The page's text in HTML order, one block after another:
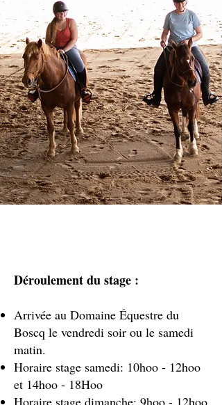
Déroulement du stage :
Arrivée au Domaine Équestre du
Boscq le vendredi soir ou le samedi
matin.
Horaire stage samedi: 10hoo - 12hoo
et 14hoo - 18Hoo
Horaire stage dimanche: 9hoo - 12hoo